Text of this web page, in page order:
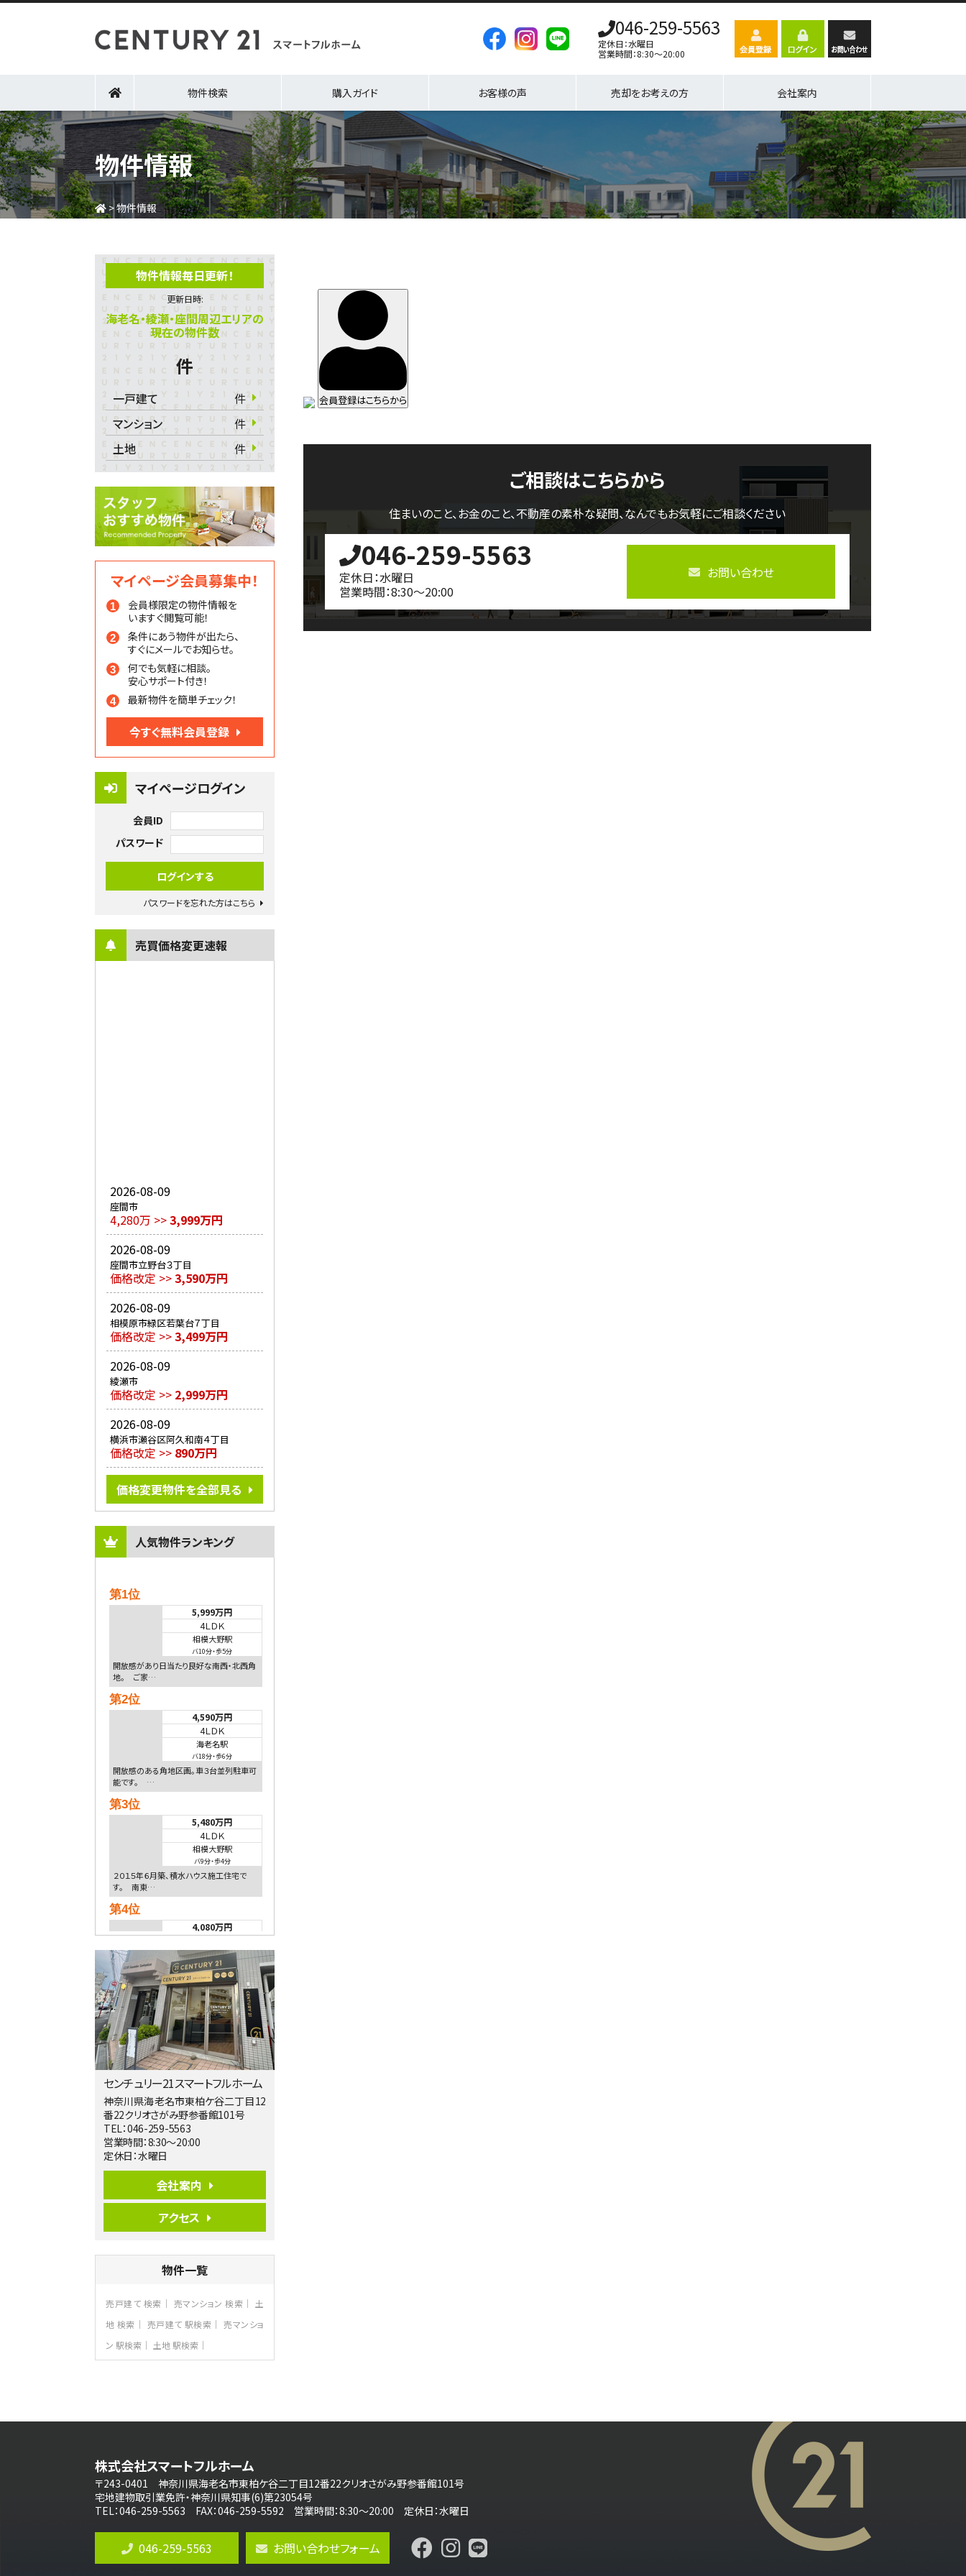
046-259-5563
定休日：水曜日
営業時間：8:30～20:00
物件検索 購入ガイド お客様の声 売却をお考えの方 会社案内
物件情報
>物件情報
物件情報毎日更新！
更新日時:
海老名・綾瀬・座間周辺エリアの
現在の物件数
件
一戸建て
件
マンション
件
土地
件
マイページ会員募集中！
会員様限定の物件情報を
いますぐ閲覧可能！
条件にあう物件が出たら、
すぐにメールでお知らせ。
何でも気軽に相談。
安心サポート付き！
最新物件を簡単チェック！
今すぐ無料会員登録
マイページログイン
会員ID
パスワード
パスワードを忘れた方はこちら
売買価格変更速報
2026-08-09
座間市
4,280万 >>3,999万円
2026-08-09
座間市立野台３丁目
価格改定 >>3,590万円
2026-08-09
相模原市緑区若葉台７丁目
価格改定 >>3,499万円
2026-08-09
綾瀬市
価格改定 >> 2,999万円
2026-08-09
横浜市瀬谷区阿久和南４丁目
価格改定 >> 890万円
価格変更物件を全部見る
人気物件ランキング
第1位
5,999万円
4ＬＤＫ
相模大野駅
バ10分・歩5分
開放感があり日当たり良好な南西・北西角
地。 ご家…
第2位
4,590万円
4ＬＤＫ
海老名駅
バ18分・歩6分
開放感のある角地区画。車３台並列駐車可
能です。 …
第3位
5,480万円
4ＬＤＫ
相模大野駅
バ9分・歩4分
２０１５年６月築、積水ハウス施工住宅で
す。 南東…
第4位
4,080万円
淵野辺駅
歩17分
南側道路に面しており日当たり良好。 キ
ッチンから…
第5位
3,680万円
4ＬＤＫ
橋本駅
バ19分・歩8分
開放感があり日当たり良好な南西・北西角
地区画。 …
第6位
3,990万円
並列２台駐車可。１階はリビングと水まわり
をまとめ…
4ＳＬＤＫ
海老名駅
並列2台駐…
第8位
3,680万円
4ＬＤＫ
4ＬＤＫ
長後駅
バ11分 ・歩6分
全棟ＬＤＫは16帖の4ＬＤＫ！食器洗い乾燥
機や浴…
4,190万円
センチュリー21スマートフルホーム
神奈川県海老名市東柏ケ谷二丁目12
番22クリオさがみ野参番館101号
TEL：046-259-5563
営業時間：8:30～20:00
定休日：水曜日
会社案内
アクセス
物件一覧
売戸建て 検索 売マンション 検索
土
地 検索
売戸建て 駅検索
売マンショ
ン 駅検索
土地 駅検索
会員登録はこちらから
ご相談はこちらから
住まいのこと、お金のこと、不動産の素朴な疑問、なんでもお気軽にご相談ください
046-259-5563
定休日：水曜日
営業時間：8:30～20:00
お問い合わせ
株式会社スマートフルホーム
〒243-0401 神奈川県海老名市東柏ケ谷二丁目12番22クリオさがみ野参番館101号
宅地建物取引業免許・神奈川県知事(6)第23054号
TEL：046-259-5563 FAX：046-259-5592 営業時間：8:30～20:00 定休日：水曜日
046-259-5563 お問い合わせフォーム